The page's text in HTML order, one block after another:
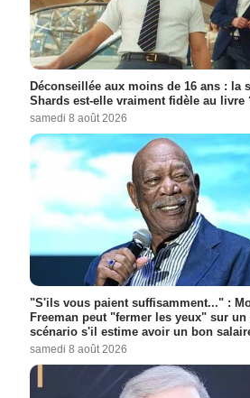
Déconseillée aux moins de 16 ans : la
Shards est-elle vraiment fidèle au livre
samedi 8 août 2026
"S'ils vous paient suffisamment..." :
Freeman peut "fermer les yeux" sur un
scénario s'il estime avoir un bon
samedi 8 août 2026